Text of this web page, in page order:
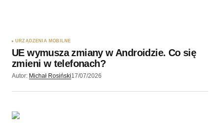
URZĄDZENIA MOBILNE
UE wymusza zmiany w Androidzie. Co się
zmieni w telefonach?
Autor: Michał Rosiński17/07/2026